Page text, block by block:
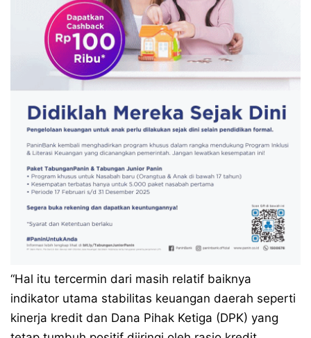
“Hal itu tercermin dari masih relatif baiknya
indikator utama stabilitas keuangan daerah seperti
kinerja kredit dan Dana Pihak Ketiga (DPK) yang